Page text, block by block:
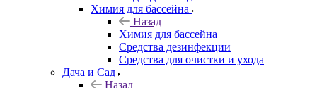
Химия для бассейна
Назад
Химия для бассейна
Средства дезинфекции
Средства для очистки и ухода
Дача и Сад
Назад